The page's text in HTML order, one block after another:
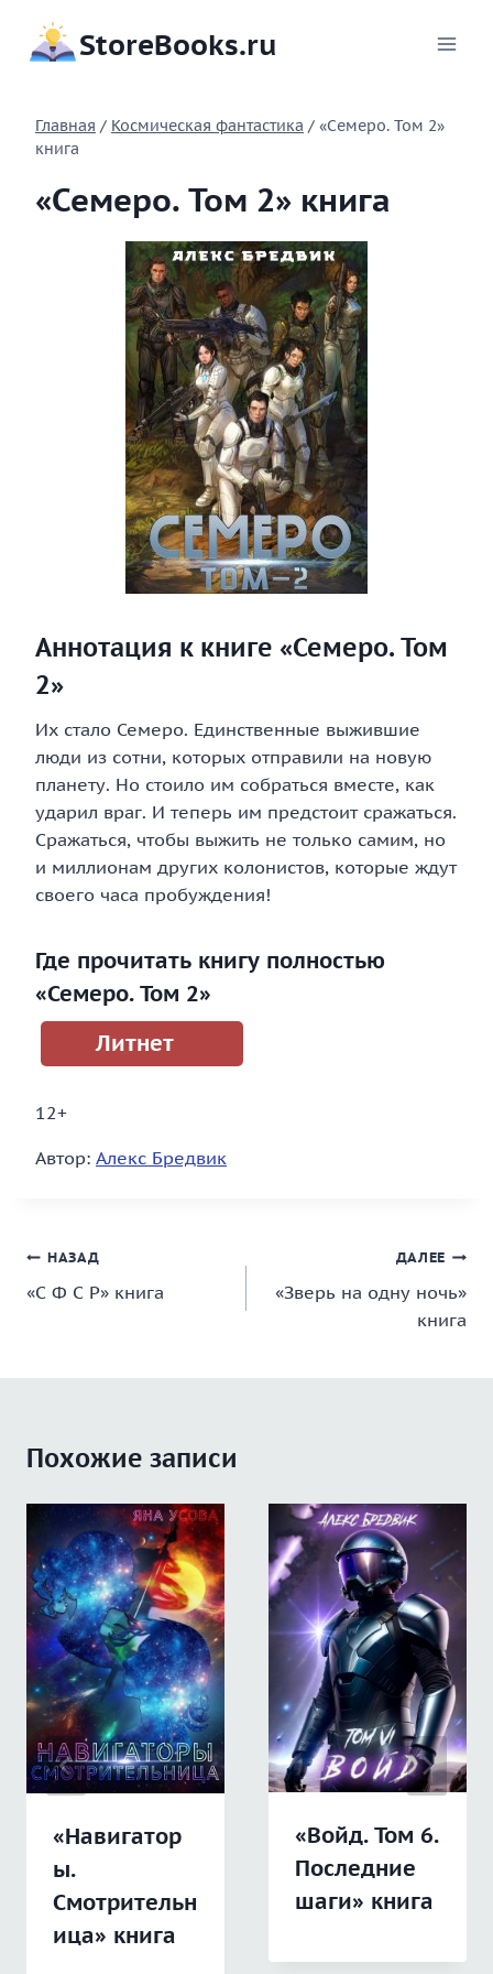
содержимому
StoreBooks.ru
Главная / Космическая фантастика / «Семеро. Том 2»
книга
«Семеро. Том 2» книга
Аннотация к книге «Семеро. Том
2»
Их стало Семеро. Единственные выжившие
люди из сотни, которых отправили на новую
планету. Но стоило им собраться вместе, как
ударил враг. И теперь им предстоит сражаться.
Сражаться, чтобы выжить не только самим, но
и миллионам других колонистов, которые ждут
своего часа пробуждения!
Где прочитать книгу полностью
«Семеро. Том 2»
Литнет
12+
Автор: Алекс Бредвик
Навигация
по
НАЗАД
«С Ф С Р» книга
ДАЛЕЕ
«Зверь на одну ночь»
книга
Похожие записи
«Навигатор
ы.
Смотрительн
ица» книга
«Войд. Том 6.
Последние
шаги» книга